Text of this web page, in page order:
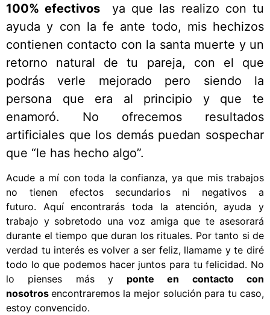
100% efectivos
ya que las realizo con tu
ayuda y con la fe ante todo, mis hechizos
contienen contacto con la santa muerte y un
retorno natural de tu pareja, con el que
podrás verle mejorado pero siendo la
persona que era al principio y que te
enamoró. No ofrecemos resultados
artificiales que los demás puedan sospechar
que “le has hecho algo”.
Acude a mí con toda la confianza, ya que mis trabajos
no tienen efectos secundarios ni negativos a
futuro. Aquí encontrarás toda la atención, ayuda y
trabajo y sobretodo una voz amiga que te asesorará
durante el tiempo que duran los rituales. Por tanto si de
verdad tu interés es volver a ser feliz, llamame y te diré
todo lo que podemos hacer juntos para tu felicidad. No
lo pienses más y ponte en contacto con
nosotrosencontraremos la mejor solución para tu caso,
estoy convencido.